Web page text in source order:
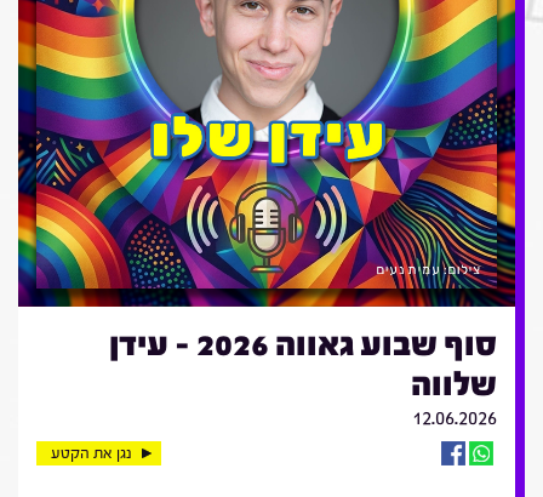
סוף שבוע גאווה 2026 - עידן
שלווה
12.06.2026
נגן את הקטע